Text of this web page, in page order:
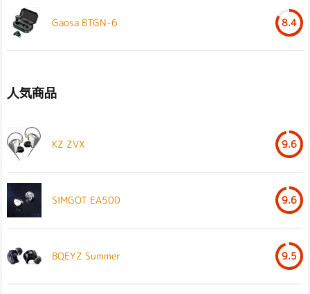
Gaosa BTGN-6 8.4
人気商品
KZ ZVX 9.6
SIMGOT EA500 9.6
BQEYZ Summer 9.5